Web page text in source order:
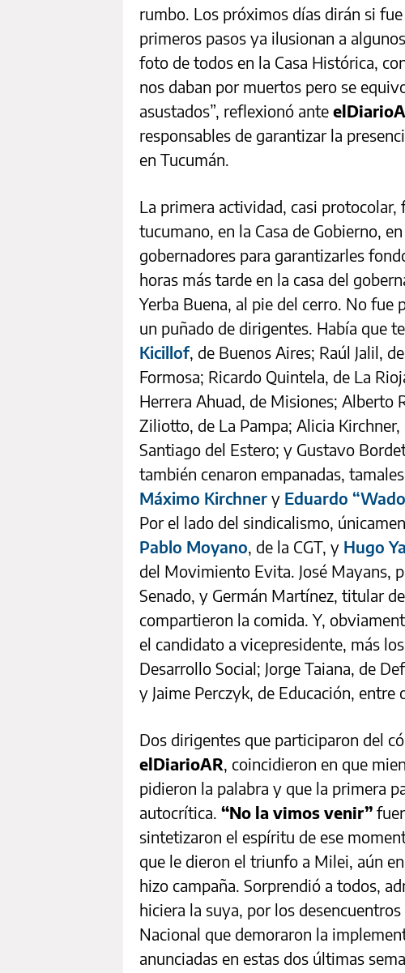
rumbo. Los próximos días dirán si
primeros pasos ya ilusionan a
foto de todos en la Casa Histórica,
nos daban por muertos pero se
asustados”, reflexionó ante
responsables de garantizar la
en Tucumán.
La primera actividad, casi protocolar,
tucumano, en la Casa de Gobierno,
gobernadores para garantizarles
horas más tarde en la casa del
Yerba Buena, al pie del cerro. No fue
un puñado de dirigentes. Había que
Kicillof, de Buenos Aires; Raúl Jalil,
Formosa; Ricardo Quintela, de La
Herrera Ahuad, de Misiones; Alberto
Ziliotto, de La Pampa; Alicia
Santiago del Estero; y Gustavo
también cenaron empanadas,
Máximo Kirchner y Eduardo
Por el lado del sindicalismo,
Pablo Moyano, de la CGT, y Hugo
del Movimiento Evita. José Mayans,
Senado, y Germán Martínez, titular
compartieron la comida. Y,
el candidato a vicepresidente, más
Desarrollo Social; Jorge Taiana, de
y Jaime Perczyk, de Educación, entre
Dos dirigentes que participaron del
elDiarioAR, coincidieron en que
pidieron la palabra y que la primera
autocrítica. “No la vimos venir”
sintetizaron el espíritu de ese
que le dieron el triunfo a Milei, aún
hizo campaña. Sorprendió a todos,
hiciera la suya, por los
Nacional que demoraron la
anunciadas en estas dos últimas